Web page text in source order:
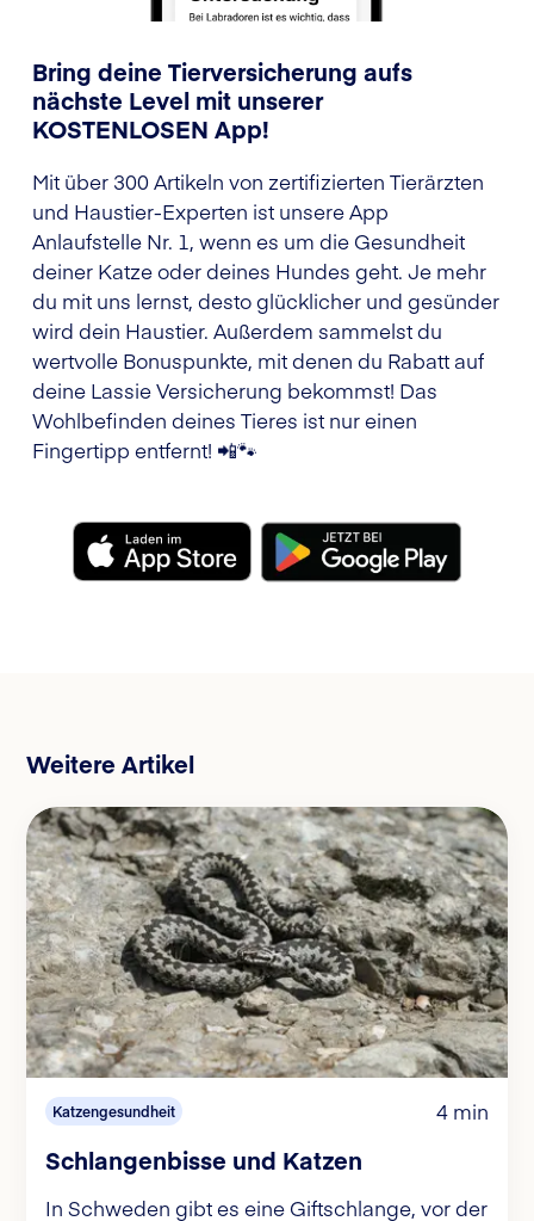
Bring deine Tierversicherung aufs
nächste Level mit unserer
KOSTENLOSEN App!
Mit über 300 Artikeln von zertifizierten Tierärzten
und Haustier-Experten ist unsere App
Anlaufstelle Nr. 1, wenn es um die Gesundheit
deiner Katze oder deines Hundes geht. Je mehr
du mit uns lernst, desto glücklicher und gesünder
wird dein Haustier. Außerdem sammelst du
wertvolle Bonuspunkte, mit denen du Rabatt auf
deine Lassie Versicherung bekommst! Das
Wohlbefinden deines Tieres ist nur einen
Fingertipp entfernt! 📲🐾
Weitere Artikel
Katzengesundheit 4 min
Schlangenbisse und Katzen
In Schweden gibt es eine Giftschlange, vor der